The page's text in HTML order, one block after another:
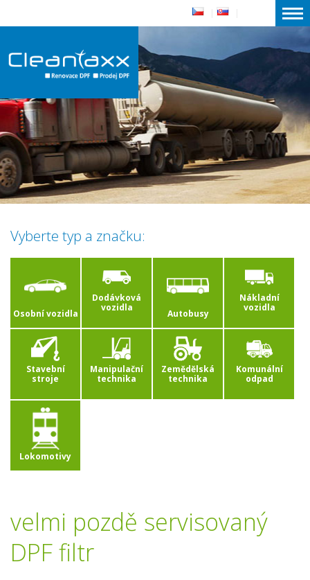
Vyberte typ a značku:
Osobní vozidla
Dodávková
vozidla
Autobusy
Nákladní
vozidla
Stavební
stroje
Manipulační
technika
Zemědělská
technika
Komunální
odpad
Lokomotivy
velmi pozdě servisovaný
DPF filtr